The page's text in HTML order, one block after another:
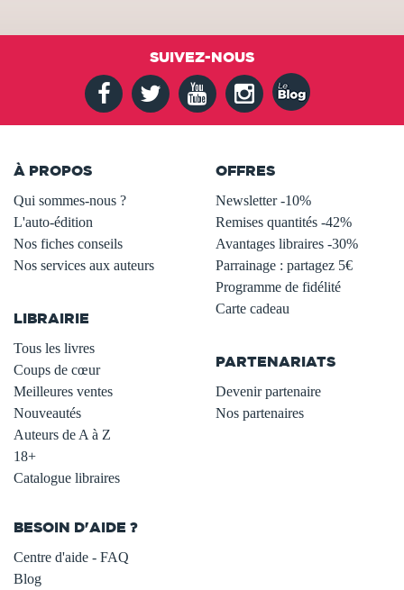
SUIVEZ-NOUS
À PROPOS
Qui sommes-nous ?
L'auto-édition
Nos fiches conseils
Nos services aux auteurs
LIBRAIRIE
Tous les livres
Coups de cœur
Meilleures ventes
Nouveautés
Auteurs de A à Z
18+
Catalogue libraires
OFFRES
Newsletter -10%
Remises quantités -42%
Avantages libraires -30%
Parrainage : partagez 5€
Programme de fidélité
Carte cadeau
PARTENARIATS
Devenir partenaire
Nos partenaires
BESOIN D'AIDE ?
Centre d'aide - FAQ
Blog